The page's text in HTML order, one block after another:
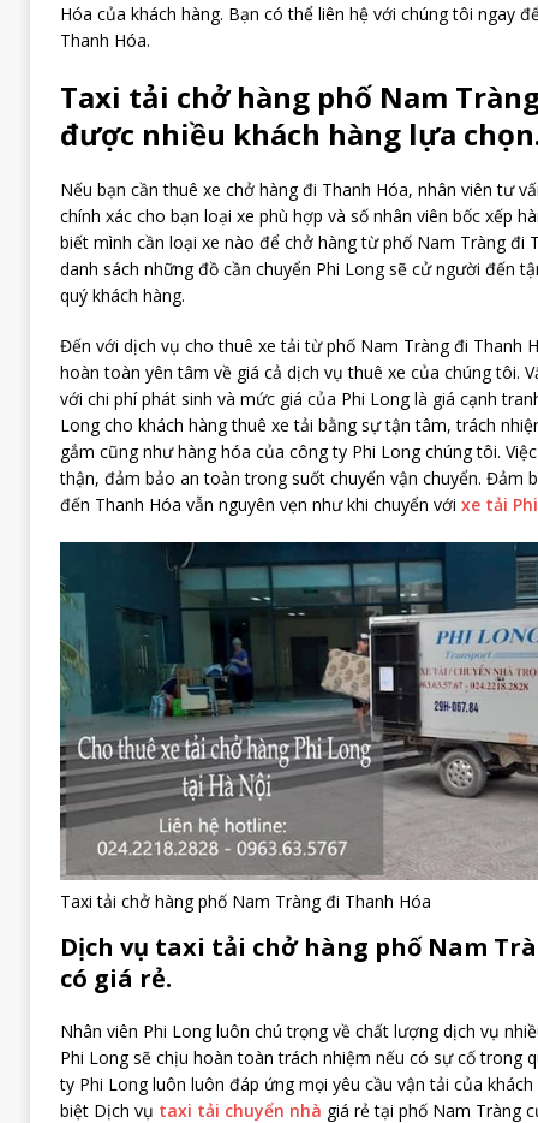
Hóa của khách hàng. Bạn có thể liên hệ với chúng tôi ngay
Thanh Hóa.
Taxi tải chở hàng phố Nam
được nhiều khách hàng lựa
Nếu bạn cần thuê xe chở hàng đi Thanh Hóa, nhân viên tư
chính xác cho bạn loại xe phù hợp và số nhân viên bốc xếp
biết mình cần loại xe nào để chở hàng từ phố Nam Tràng đi
danh sách những đồ cần chuyển Phi Long sẽ cử người đến
quý khách hàng.
Đến với dịch vụ cho thuê xe tải từ phố Nam Tràng đi Thanh
hoàn toàn yên tâm về giá cả dịch vụ thuê xe của chúng tôi.
với chi phí phát sinh và mức giá của Phi Long là giá cạnh
Long cho khách hàng thuê xe tải bằng sự tận tâm, trách
gắm cũng như hàng hóa của công ty Phi Long chúng tôi.
thận, đảm bảo an toàn trong suốt chuyến vận chuyển. Đảm
đến Thanh Hóa vẫn nguyên vẹn như khi chuyển với xe tải
Taxi tải chở hàng phố Nam Tràng đi Thanh Hóa
Dịch vụ taxi tải chở hàng phố Nam
có giá rẻ.
Nhân viên Phi Long luôn chú trọng về chất lượng dịch vụ
Phi Long sẽ chịu hoàn toàn trách nhiệm nếu có sự cố trong
ty Phi Long luôn luôn đáp ứng mọi yêu cầu vận tải của
biệt Dịch vụ taxi tải chuyển nhà giá rẻ tại phố Nam Tràng